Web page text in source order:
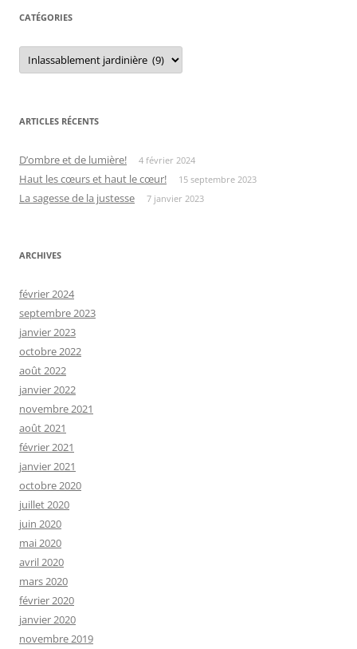
CATÉGORIES
Catégories
ARTICLES RÉCENTS
D’ombre et de lumière! 4 février 2024
Haut les cœurs et haut le cœur! 15 septembre 2023
La sagesse de la justesse 7 janvier 2023
ARCHIVES
février 2024
septembre 2023
janvier 2023
octobre 2022
août 2022
janvier 2022
novembre 2021
août 2021
février 2021
janvier 2021
octobre 2020
juillet 2020
juin 2020
mai 2020
avril 2020
mars 2020
février 2020
janvier 2020
novembre 2019